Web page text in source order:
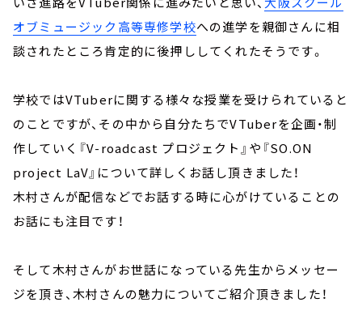
オブミュージック高等専修学校への進学を親御さんに相
談されたところ肯定的に後押ししてくれたそうです。
学校ではVTuberに関する様々な授業を受けられていると
のことですが、その中から自分たちでVTuberを企画・制
作していく『V-roadcast プロジェクト』や『SO.ON
project LaV』について詳しくお話し頂きました！
木村さんが配信などでお話する時に心がけていることの
お話にも注目です！
そして木村さんがお世話になっている先生からメッセー
ジを頂き、木村さんの魅力についてご紹介頂きました！